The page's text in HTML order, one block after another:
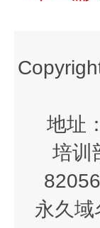
地址
培训
永久域